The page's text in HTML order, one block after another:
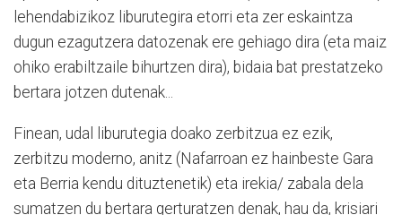
lehendabizikoz liburutegira etorri eta zer eskaintza
dugun ezagutzera datozenak ere gehiago dira (eta maiz
ohiko erabiltzaile bihurtzen dira), bidaia bat prestatzeko
bertara jotzen dutenak...
Finean, udal liburutegia doako zerbitzua ez ezik,
zerbitzu moderno, anitz (Nafarroan ez hainbeste Gara
eta Berria kendu dituztenetik) eta irekia/ zabala dela
sumatzen du bertara gerturatzen denak, hau da, krisiari